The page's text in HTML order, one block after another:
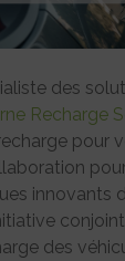
des
Recharge
pour
innovants
des